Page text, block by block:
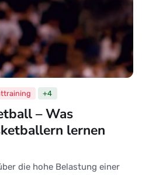
– Was
lernen
die hohe Belastung einer
+4